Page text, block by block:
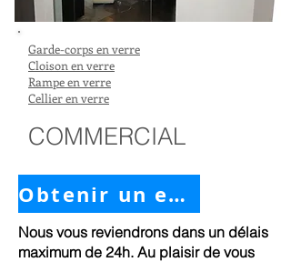
Garde-corps en verre
Cloison en verre
Rampe en verre
Cellier en verre
COMMERCIAL
Obtenir un estimé
Nous vous reviendrons dans un délais
maximum de 24h. Au plaisir de vous